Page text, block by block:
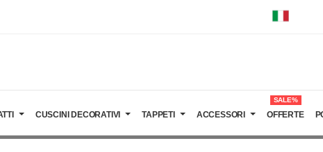
CUSCINI DECORATIVI TAPPETI ACCESSORI OFFERTE
SALE%